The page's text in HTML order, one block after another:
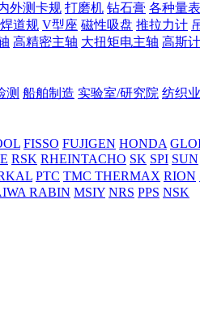
外测卡规 打磨机 钻石膏 各种量表
焊道规 V型座 磁性吸盘 推拉力计
高精密主轴 大扭矩电主轴 高斯计
测 船舶制造 实验室/研究院 纺织业
FISSO FUJIGEN HONDA
RSK RHEINTACHO SK SPI SUN
PTC TMC THERMAX RION
RABIN MSIY NRS PPS NSK